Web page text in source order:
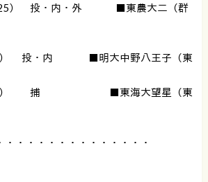
） 投・内・外 ■東農大二（群
） 投・内 ■明大中野八王子（東
21） 捕 ■東海大望星（東
・・・・・・・・・・・・・・